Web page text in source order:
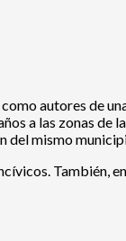
autores de
a las zonas de
del mismo
También,